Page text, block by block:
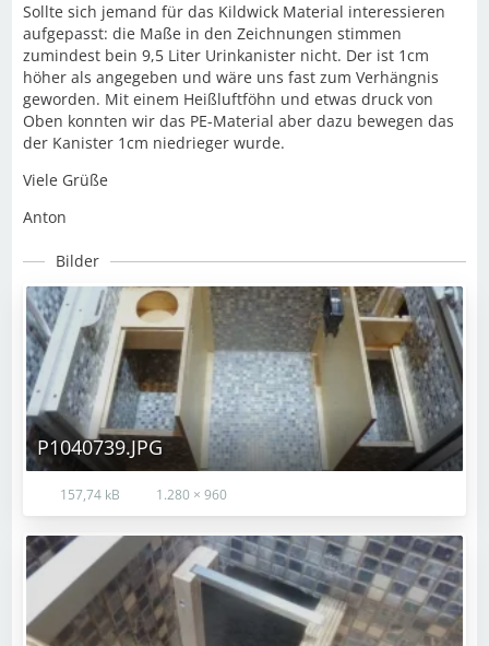
Sollte sich jemand für das Kildwick Material interessieren
aufgepasst: die Maße in den Zeichnungen stimmen
zumindest bein 9,5 Liter Urinkanister nicht. Der ist 1cm
höher als angegeben und wäre uns fast zum Verhängnis
geworden. Mit einem Heißluftföhn und etwas druck von
Oben konnten wir das PE-Material aber dazu bewegen das
der Kanister 1cm niedrieger wurde.
Viele Grüße
Anton
Bilder
P1040739.JPG
157,74 kB 1.280 × 960